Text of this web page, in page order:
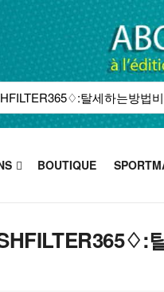
BOUTIQUE